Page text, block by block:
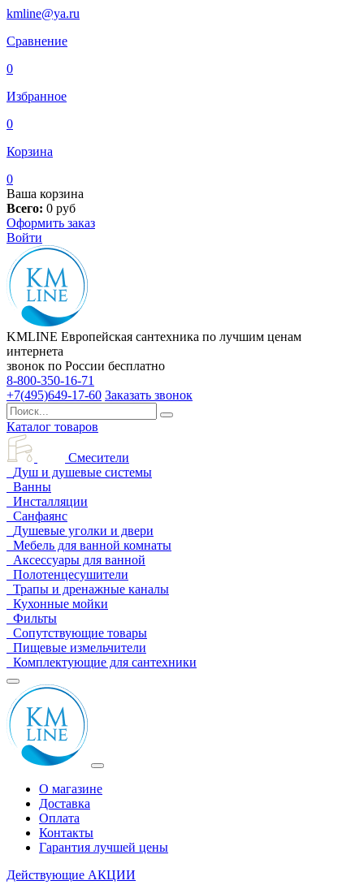
kmline@ya.ru
Сравнение
0
Избранное
0
Корзина
0
Ваша корзина
Всего: 0 руб
Оформить заказ
Войти
KMLINE Европейская сантехника по лучшим ценам
интернета
звонок по России бесплатно
8-800-350-16-71
+7(495)649-17-60 Заказать звонок
Каталог товаров
Смесители
Душ и душевые системы
Ванны
Инсталляции
Санфаянс
Душевые уголки и двери
Мебель для ванной комнаты
Аксессуары для ванной
Полотенцесушители
Трапы и дренажные каналы
Кухонные мойки
Фильты
Сопутствующие товары
Пищевые измельчители
Комплектующие для сантехники
О магазине
Доставка
Оплата
Контакты
Гарантия лучшей цены
Действующие АКЦИИ